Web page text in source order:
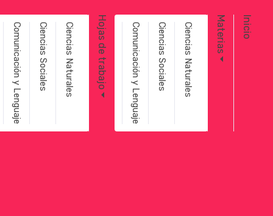
Inicio
Materias
Ciencias Naturales
Ciencias Sociales
Comunicación y Lenguaje
Hojas de trabajo
Ciencias Naturales
Ciencias Sociales
Comunicación y Lenguaje